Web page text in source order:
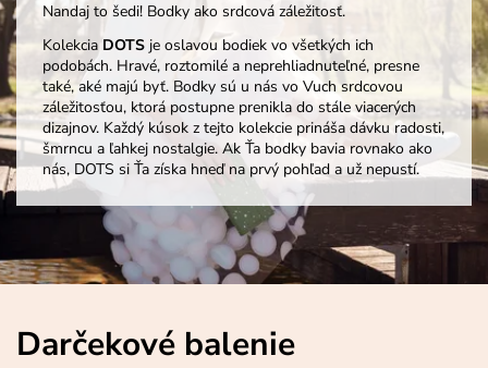
Nandaj to šedi! Bodky ako srdcová záležitosť.
KolekciaDOTS je oslavou bodiek vo všetkých ich
podobách. Hravé, roztomilé a neprehliadnuteľné, presne
také, aké majú byť. Bodky sú u nás vo Vuch srdcovou
záležitosťou, ktorá postupne prenikla do stále viacerých
dizajnov. Každý kúsok z tejto kolekcie prináša dávku radosti,
šmrncu a ľahkej nostalgie. Ak Ťa bodky bavia rovnako ako
nás, DOTS si Ťa získa hneď na prvý pohľad a už nepustí.
Darčekové balenie